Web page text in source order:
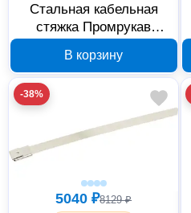
Стальная кабельная
стяжка Промрукав
В корзину
-38%
5040 ₽8129 ₽